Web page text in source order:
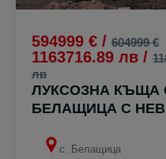
594999 € / 604999 €
1163716.89 лв /
лв
ЛУКСОЗНА КЪЩА
БЕЛАЩИЦА С
с. Белащица